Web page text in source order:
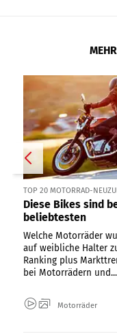
TOP 20 MOTORRAD-
Diese Bikes sind
beliebtesten
Welche Motorräder
auf weibliche Halter
Ranking plus
bei Motorrädern und...
Motorräder